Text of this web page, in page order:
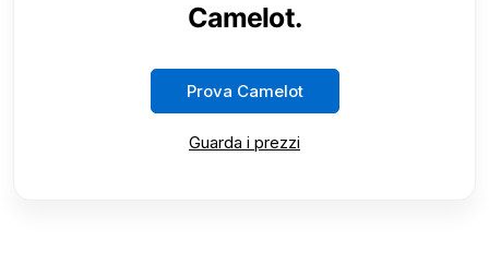
Camelot.
Prova Camelot
Guarda i prezzi